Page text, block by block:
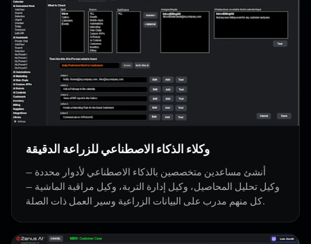
وكلاء الذكاء الاصطناعي للزراعة الدقيقة
أنشئ مساعدين متخصصين بالذكاء الاصطناعي لأدوار محددة —
وكيل تحليل المحاصيل، وكيل إدارة التربة، وكيل مراقبة الماشية —
كل منهم مدرب على البيانات الزراعية وسير العمل ذات الصلة.